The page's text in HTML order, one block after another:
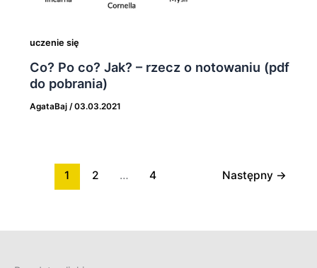
uczenie się
Co? Po co? Jak? – rzecz o notowaniu (pdf
do pobrania)
AgataBaj /03.03.2021
1 2 … 4 Następny →